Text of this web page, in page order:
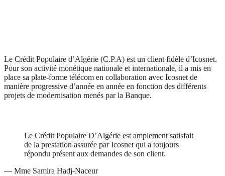
Le Crédit Populaire d’Algérie (C.P.A) est un client fidèle d’Icosnet.
Pour son activité monétique nationale et internationale, il a mis en
place sa plate-forme télécom en collaboration avec Icosnet de
manière progressive d’année en année en fonction des différents
projets de modernisation menés par la Banque.
Le Crédit Populaire D’Algérie est amplement satisfait
de la prestation assurée par Icosnet qui a toujours
répondu présent aux demandes de son client.
— Mme Samira Hadj-Naceur